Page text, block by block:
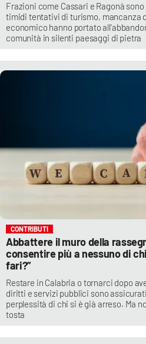
Frazioni come Cassari e Ragonà
timidi tentativi di turismo, mancanza
economico hanno portato
comunità in silenti paesaggi di pietra
CONTRIBUTI
Abbattere il muro della
consentire più a nessuno di
fari?”
Restare in Calabria o tornarci dopo
diritti e servizi pubblici sono
perplessità di chi si è già arreso. Ma
tosta